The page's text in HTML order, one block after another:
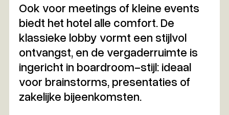
Ook voor meetings of kleine events
biedt het hotel alle comfort. De
klassieke lobby vormt een stijlvol
ontvangst, en de vergaderruimte is
ingericht in boardroom-stijl: ideaal
voor brainstorms, presentaties of
zakelijke bijeenkomsten.